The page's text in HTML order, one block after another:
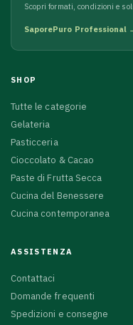
Scopri formati, condizioni e
SaporePuro Professional
SHOP
Tutte le categorie
Gelateria
Pasticceria
Cioccolato & Cacao
Paste di Frutta Secca
Cucina del Benessere
Cucina contemporanea
ASSISTENZA
Contattaci
Domande frequenti
Spedizioni e consegne